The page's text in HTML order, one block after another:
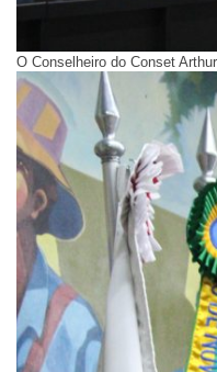
O Conselheiro do Conset